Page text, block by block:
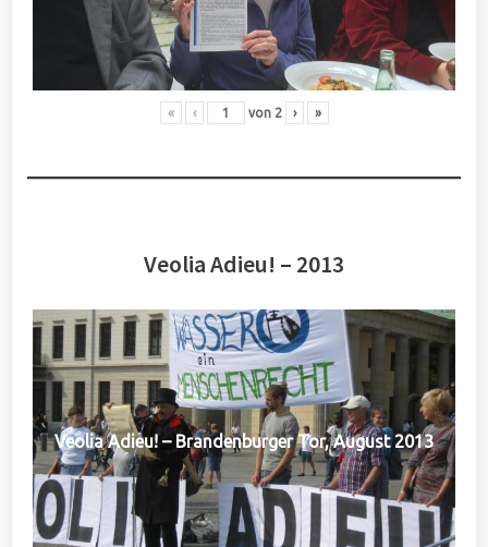
« ‹ von 2 › »
Veolia Adieu! – 2013
Veolia Adieu! – Brandenburger Tor, August 2013